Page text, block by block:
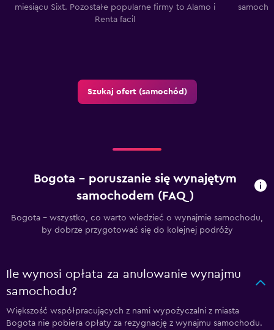
miesiącu Sixt. Pozostałe popularne firmy to Alamo i
Renta facil
Szukaj ofert (samochód)
Bogota – poruszanie się wynajętym
samochodem (FAQ)
Bogota - wszystko, co warto wiedzieć o wynajmie samochodu,
by dobrze przygotować się do kolejnej podróży
Ile wynosi opłata za anulowanie wynajmu
samochodu?
Większość współpracujących z nami wypożyczalni z miasta
Bogota nie pobiera opłaty za rezygnację z wynajmu samochodu.